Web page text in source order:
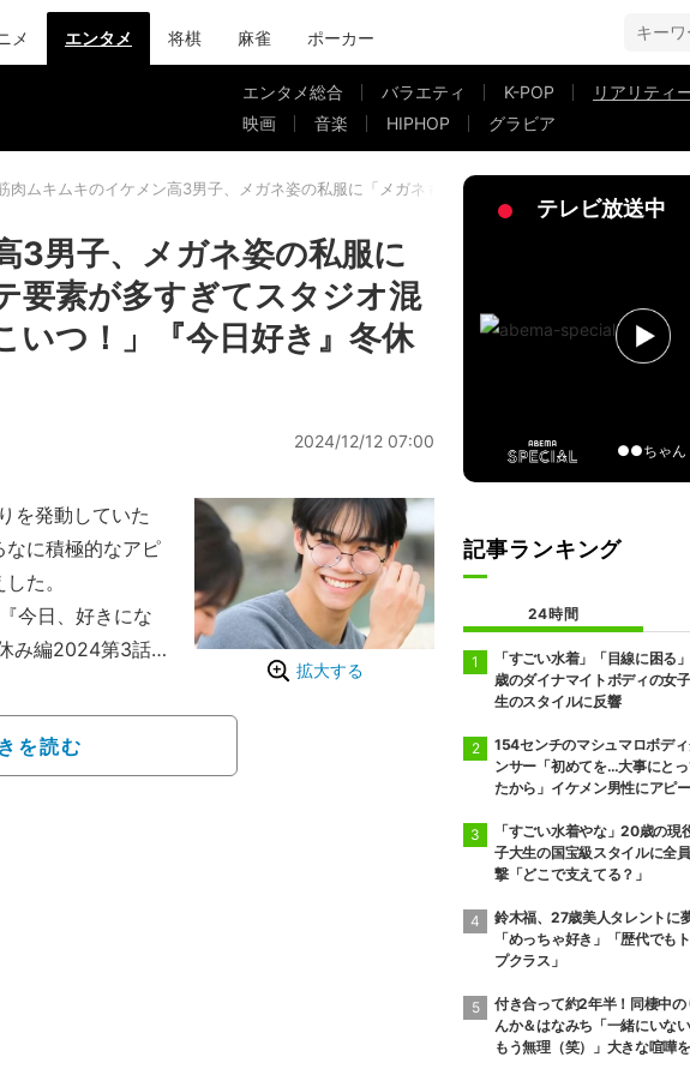
メ エンタメ 将棋 麻雀 ポーカー
エンタメ総合 バラエティ K-POP リアリティ
映画
音楽 HIPHOP グラビア
肉ムキムキのイケメン高3男子、メガネ姿の私服に「メガネもあるの？」モテ要素が多すぎて
3男子、メガネ姿の私服に
要素が多すぎてスタジオ混
いつ！」『今日好き』冬休
2024/12/12 07:00
拡大する
を発動していた
なに積極的なアピ
た。
今日、好きにな
み編2024第3話が
と青春の修学旅
3泊4日の旅を繰り
を読む
テレビ放送中
●●ちゃん
記事ランキング
24時間
「すごい水着」「目線に困る
歳のダイナマイトボディの女
生のスタイルに反響
154センチのマシュマロボデ
ンサー「初めてを…大事にと
たから」イケメン男性にアピ
「すごい水着やな」20歳の現
子大生の国宝級スタイルに全
撃「どこで支えてる？」
鈴木福、27歳美人タレントに
「めっちゃ好き」「歴代でも
プクラス」
付き合って約2年半！同棲中の
んか＆はなみち「一緒にいな
もう無理（笑）」大きな喧嘩